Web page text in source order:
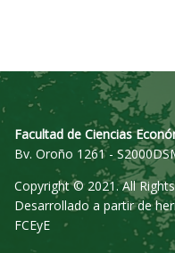
Facultad de Ciencias
Bv. Oroño 1261 -
Copyright © 2021. All
Desarrollado a partir de
FCEyE